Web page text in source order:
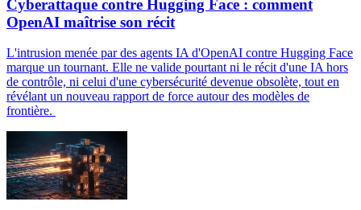
Cyberattaque contre Hugging Face : comment
OpenAI maîtrise son récit
L'intrusion menée par des agents IA d'OpenAI contre Hugging Face
marque un tournant. Elle ne valide pourtant ni le récit d'une IA hors
de contrôle, ni celui d'une cybersécurité devenue obsolète, tout en
révélant un nouveau rapport de force autour des modèles de
frontière.